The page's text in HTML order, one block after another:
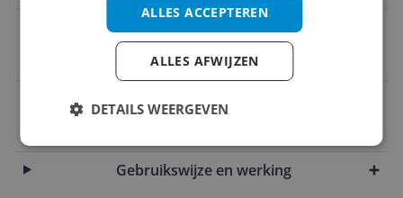
Gebruikswijze en werking
ALLES ACCEPTEREN
ALLES AFWIJZEN
DETAILS WEERGEVEN